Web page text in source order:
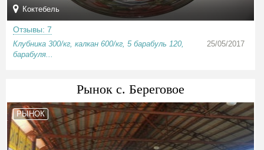
Коктебель
Отзывы: 7
Клубника 300/кг, калкан 600/кг, 5 барабуль 120,
барабуля...
25/05/2017
Рынок с. Береговое
РЫНОК